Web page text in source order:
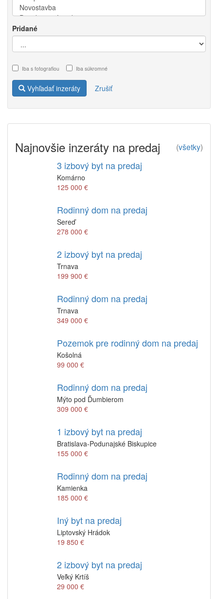
Pridané
Iba s fotografiou Iba súkromné
Vyhľadať inzeráty Zrušiť
(všetky)
Najnovšie inzeráty na predaj
3 izbový byt na predaj
Komárno
125 000 €
Rodinný dom na predaj
Sereď
278 000 €
2 izbový byt na predaj
Trnava
199 900 €
Rodinný dom na predaj
Trnava
349 000 €
Pozemok pre rodinný dom na predaj
Košolná
99 000 €
Rodinný dom na predaj
Mýto pod Ďumbierom
309 000 €
1 izbový byt na predaj
Bratislava-Podunajské Biskupice
155 000 €
Rodinný dom na predaj
Kamienka
185 000 €
Iný byt na predaj
Liptovský Hrádok
19 850 €
2 izbový byt na predaj
Veľký Krtíš
29 000 €